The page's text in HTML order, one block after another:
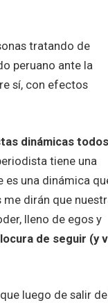
tratando de
peruano ante la
sí, con efectos
dinámicas
tiene una
es una dinámica
dirán que
lleno de egos y
de seguir (y
luego de salir